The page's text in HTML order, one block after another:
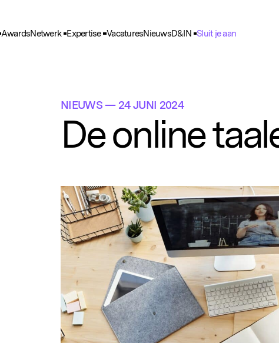
AwardsNetwerk Expertise VacaturesNieuwsD&IN Sluit je aan
NIEUWS— 24 JUNI 2024
De online
Deze helpen ons om het gebruik van de website te
gegevens worden geanonimiseerd verzameld.